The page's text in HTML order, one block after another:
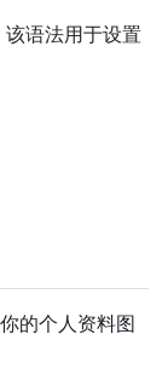
语法用于设置
的个人资料图